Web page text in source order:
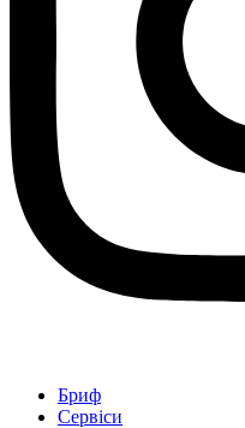
Бриф
Сервіси